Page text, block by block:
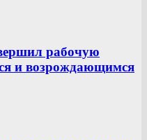
рабочую
и возрождающимся